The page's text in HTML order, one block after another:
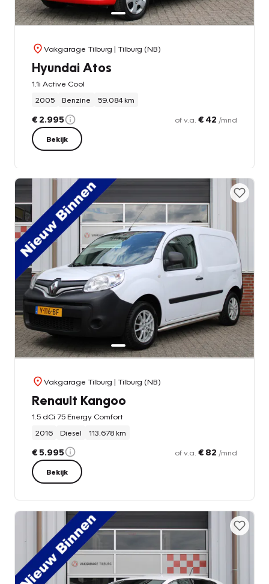
Vakgarage Tilburg | Tilburg (NB)
Hyundai Atos
1.1i Active Cool
2005
Benzine 59.084 km
€ 2.995 of v.a. € 42 /mnd
Bekijk
Vakgarage Tilburg | Tilburg (NB)
Renault Kangoo
1.5 dCi 75 Energy Comfort
2016
Diesel 113.678 km
€ 5.995 of v.a. € 82 /mnd
Bekijk